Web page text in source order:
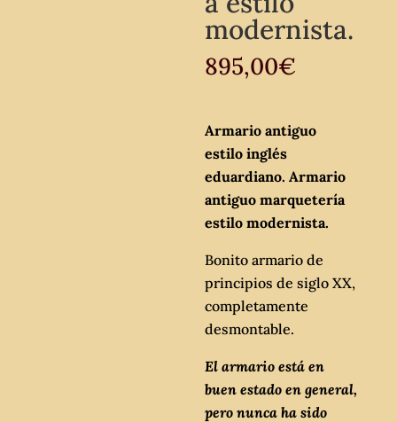
modernista.
895,00€
Armario antiguo
estilo inglés
eduardiano. Armario
antiguo marquetería
estilo modernista.
Bonito armario de
principios de siglo XX,
completamente
desmontable.
El armario está en
buen estado en general,
pero nunca ha sido